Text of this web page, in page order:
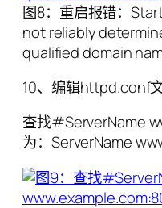
图8：重启报错：
not reliably
qualified domain
10、编辑httpd.conf
查找#ServerName
为：ServerName